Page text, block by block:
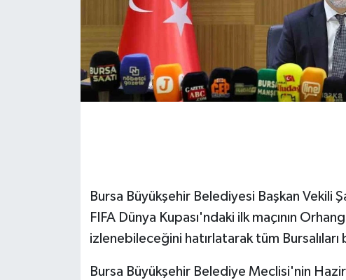
Bursa Büyükşehir Belediyesi Başkan Vekili
FIFA Dünya Kupası'ndaki ilk maçının
izlenebileceğini hatırlatarak tüm
Bursa Büyükşehir Belediye Meclisi'nin
Gayrimenkul
HABERDE İNSAN